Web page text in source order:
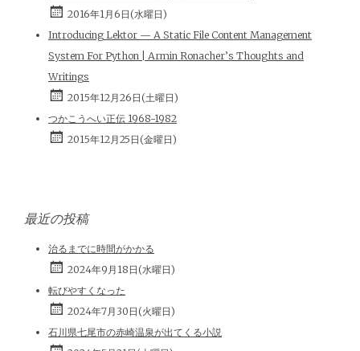
2016年1月6日(水曜日)
Introducing Lektor — A Static File Content Management
System For Python | Armin Ronacher’s Thoughts and
Writings
2015年12月26日(土曜日)
つかこうへい正伝 1968-1982
2015年12月25日(金曜日)
最近の投稿
治るまでに時間がかかる
2024年9月18日(水曜日)
転びやすくなった
2024年7月30日(火曜日)
石川県七尾市の赤崎温泉が出てくる小説